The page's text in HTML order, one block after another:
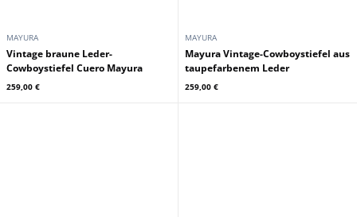
MAYURA
Vintage braune Leder-
Cowboystiefel Cuero Mayura
259,00 €
MAYURA
Mayura Vintage-Cowboystiefel aus
taupefarbenem Leder
259,00 €